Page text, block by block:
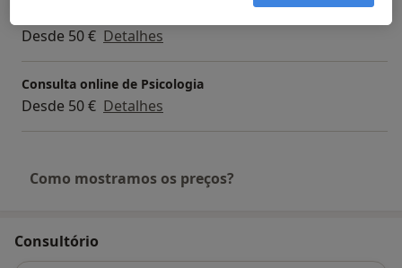
Desde 50 € Detalhes
Consulta online de Psicologia
Desde 50 € Detalhes
Como mostramos os preços?
Consultório